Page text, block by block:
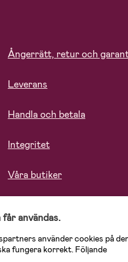
Ångerrätt, retur och
Leverans
Handla och betala
Integritet
Våra butiker
användas.
använder cookies på
fungera korrekt. Följande